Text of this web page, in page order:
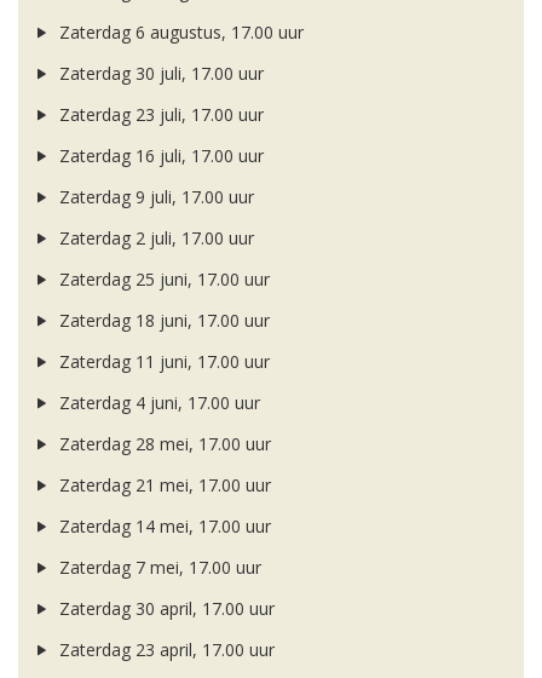
Zaterdag 6 augustus, 17.00 uur
Zaterdag 30 juli, 17.00 uur
Zaterdag 23 juli, 17.00 uur
Zaterdag 16 juli, 17.00 uur
Zaterdag 9 juli, 17.00 uur
Zaterdag 2 juli, 17.00 uur
Zaterdag 25 juni, 17.00 uur
Zaterdag 18 juni, 17.00 uur
Zaterdag 11 juni, 17.00 uur
Zaterdag 4 juni, 17.00 uur
Zaterdag 28 mei, 17.00 uur
Zaterdag 21 mei, 17.00 uur
Zaterdag 14 mei, 17.00 uur
Zaterdag 7 mei, 17.00 uur
Zaterdag 30 april, 17.00 uur
Zaterdag 23 april, 17.00 uur